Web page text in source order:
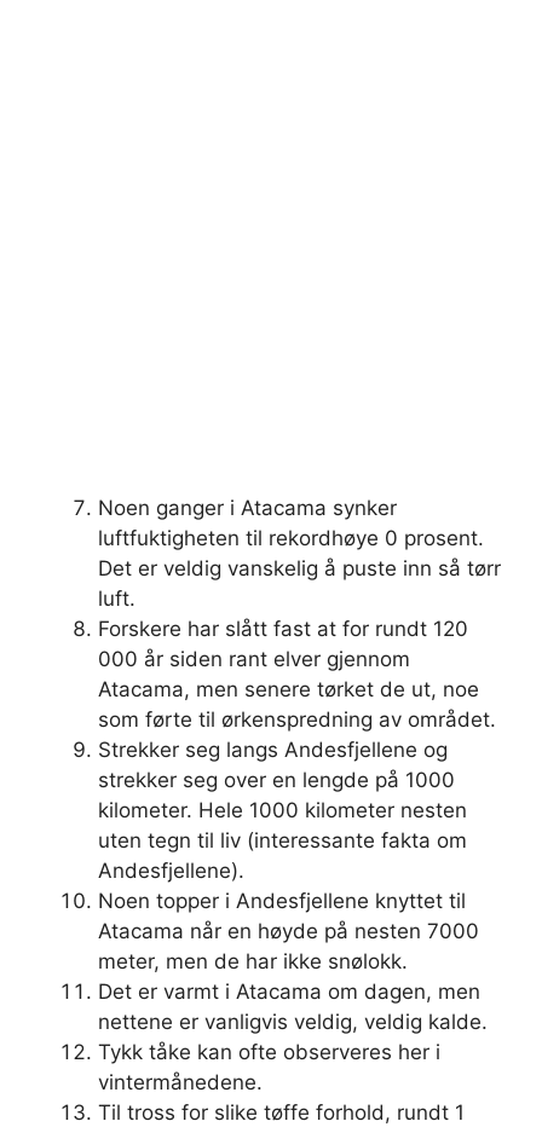
Noen ganger i Atacama synker
luftfuktigheten til rekordhøye 0 prosent.
Det er veldig vanskelig å puste inn så tørr
luft.
Forskere har slått fast at for rundt 120
000 år siden rant elver gjennom
Atacama, men senere tørket de ut, noe
som førte til ørkenspredning av området.
Strekker seg langs Andesfjellene og
strekker seg over en lengde på 1000
kilometer. Hele 1000 kilometer nesten
uten tegn til liv (interessante fakta om
Andesfjellene).
Noen topper i Andesfjellene knyttet til
Atacama når en høyde på nesten 7000
meter, men de har ikke snølokk.
Det er varmt i Atacama om dagen, men
nettene er vanligvis veldig, veldig kalde.
Tykk tåke kan ofte observeres her i
vintermånedene.
Til tross for slike tøffe forhold, rundt 1